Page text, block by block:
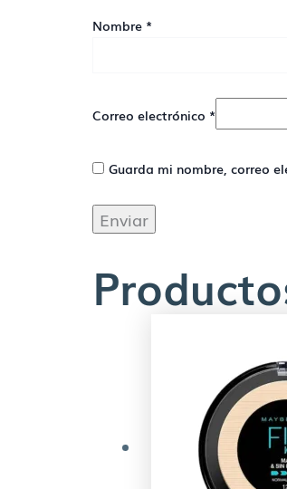
Nombre *
Correo electrónico *
Guarda mi nombre, correo